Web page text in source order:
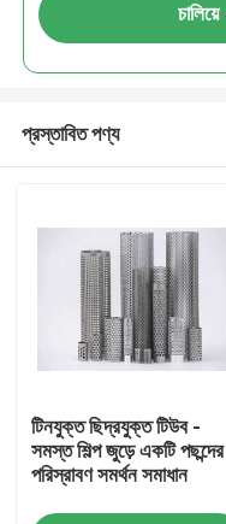
চালিয়ে
প্রস্তাবিত পণ্য
টিনযুক্ত ছিদ্রযুক্ত টিউব -
সমস্ত শিল্প জুড়ে একটি পছন্দের
পরিস্রাবণ সমর্থন সমাধান